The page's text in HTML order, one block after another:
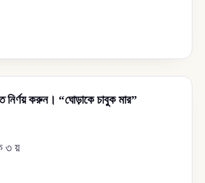
নির্ণয় করুন। “ঘোড়াকে চাবুক মার”
৩ য়